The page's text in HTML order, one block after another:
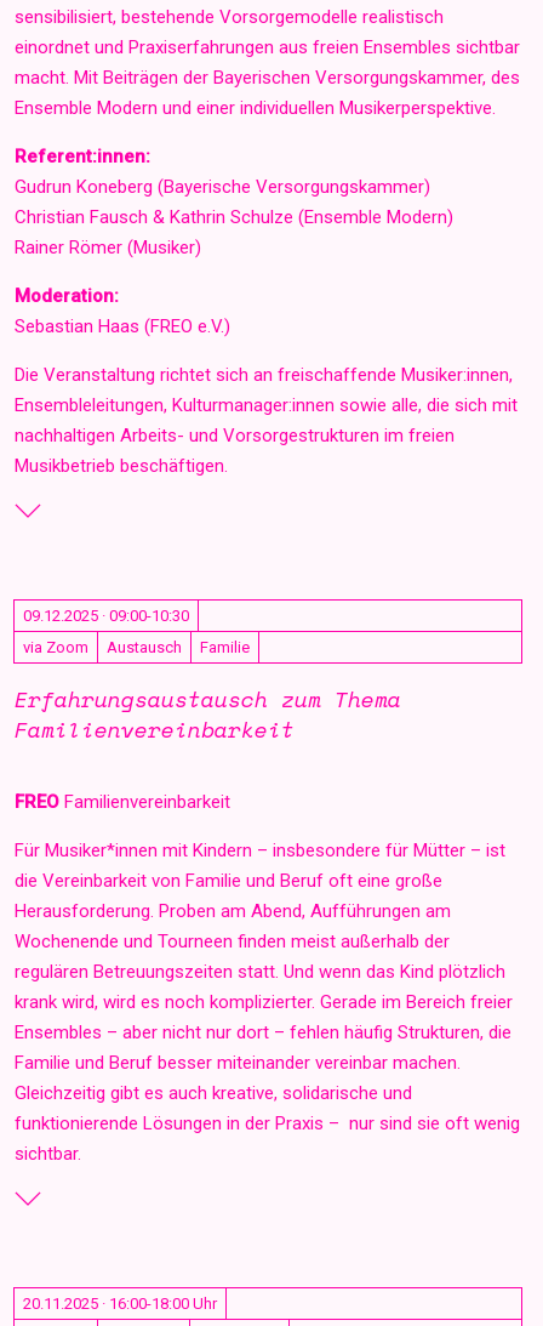
sensibilisiert, bestehende Vorsorgemodelle realistisch
einordnet und Praxiserfahrungen aus freien Ensembles sichtbar
macht. Mit Beiträgen der Bayerischen Versorgungskammer, des
Ensemble Modern und einer individuellen Musikerperspektive.
Referent:innen:
Gudrun Koneberg (Bayerische Versorgungskammer)
Christian Fausch & Kathrin Schulze (Ensemble Modern)
Rainer Römer (Musiker)
Moderation:
Sebastian Haas (FREO e.V.)
Die Veranstaltung richtet sich an freischaffende Musiker:innen,
Ensembleleitungen, Kulturmanager:innen sowie alle, die sich mit
nachhaltigen Arbeits- und Vorsorgestrukturen im freien
Musikbetrieb beschäftigen.
09.12.2025 · 09:00-10:30
via Zoom
Austausch Familie
Erfahrungsaustausch zum Thema
Familienvereinbarkeit
FREO Familienvereinbarkeit
Für Musiker*innen mit Kindern – insbesondere für Mütter – ist
die Vereinbarkeit von Familie und Beruf oft eine große
Herausforderung. Proben am Abend, Aufführungen am
Wochenende und Tourneen finden meist außerhalb der
regulären Betreuungszeiten statt. Und wenn das Kind plötzlich
krank wird, wird es noch komplizierter. Gerade im Bereich freier
Ensembles – aber nicht nur dort – fehlen häufig Strukturen, die
Familie und Beruf besser miteinander vereinbar machen.
Gleichzeitig gibt es auch kreative, solidarische und
funktionierende Lösungen in der Praxis – nur sind sie oft wenig
sichtbar.
20.11.2025 · 16:00-18:00 Uhr